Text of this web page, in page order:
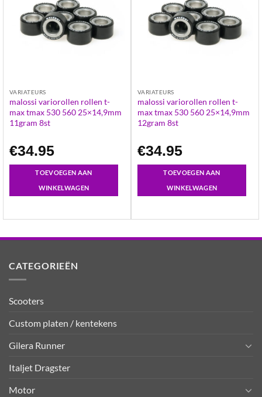
VARIATEURS
malossi variorollen rollen t-
max tmax 530 560 25×14,9mm
11gram 8st
€34.95
TOEVOEGEN AAN
WINKELWAGEN
VARIATEURS
malossi variorollen rollen t-
max tmax 530 560 25×14,9mm
12gram 8st
€34.95
TOEVOEGEN AAN
WINKELWAGEN
CATEGORIEËN
Scooters
Custom platen / kentekens
Gilera Runner
Italjet Dragster
Motor